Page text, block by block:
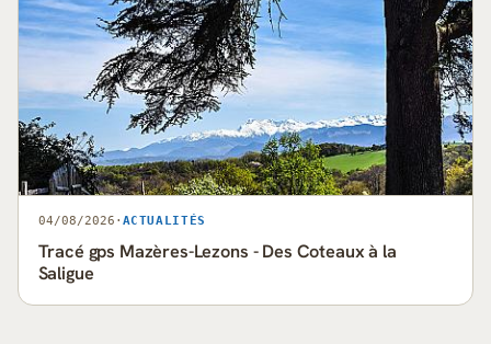
04/08/2026 · ACTUALITÉS
Tracé gps Mazères-Lezons - Des Coteaux à la
Saligue